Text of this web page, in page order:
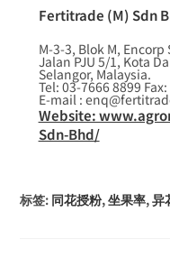
Fertitrade (M) Sdn
M-3-3, Blok M,
Jalan PJU 5/1, Kota
Selangor, Malaysia.
Tel: 03-7666 8899
E-mail :
Website:
Sdn-Bhd/
标签: 同花授粉,坐果率,异